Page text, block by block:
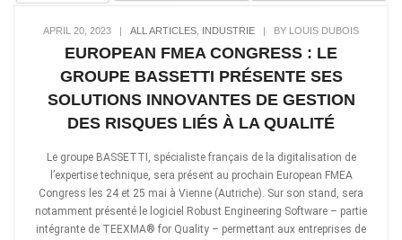
APRIL 20, 2023 ALL ARTICLES INDUSTRIE BY LOUIS DUBOIS
EUROPEAN FMEA CONGRESS : LE
GROUPE BASSETTI PRÉSENTE SES
SOLUTIONS INNOVANTES DE GESTION
DES RISQUES LIÉS À LA QUALITÉ
Le groupe BASSETTI, spécialiste français de la digitalisation de
l’expertise technique, sera présent au prochain European FMEA
Congress les 24 et 25 mai à Vienne (Autriche). Sur son stand, sera
notamment présenté le logiciel Robust Engineering Software – partie
intégrante de TEEXMA® for Quality – permettant aux entreprises de